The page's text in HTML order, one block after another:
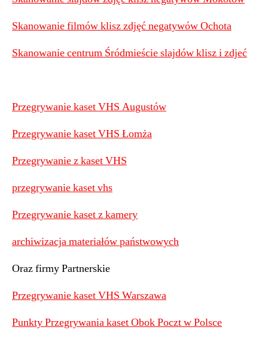
Skanowanie filmów klisz zdjęć negatywów Ochota
Skanowanie centrum Śródmieście slajdów klisz i zdjeć
Przegrywanie kaset VHS Augustów
Przegrywanie kaset VHS Łomża
Przegrywanie z kaset VHS
przegrywanie kaset vhs
Przegrywanie kaset z kamery
archiwizacja materiałów państwowych
Oraz firmy Partnerskie
Przegrywanie kaset VHS Warszawa
Punkty Przegrywania kaset Obok Poczt w Polsce